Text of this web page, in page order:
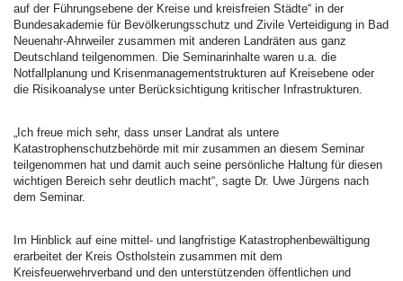
auf der Führungsebene der Kreise und kreisfreien Städte“ in der
Bundesakademie für Bevölkerungsschutz und Zivile Verteidigung in Bad
Neuenahr-Ahrweiler zusammen mit anderen Landräten aus ganz
Deutschland teilgenommen. Die Seminarinhalte waren u.a. die
Notfallplanung und Krisenmanagementstrukturen auf Kreisebene oder
die Risikoanalyse unter Berücksichtigung kritischer Infrastrukturen.
„Ich freue mich sehr, dass unser Landrat als untere
Katastrophenschutzbehörde mit mir zusammen an diesem Seminar
teilgenommen hat und damit auch seine persönliche Haltung für diesen
wichtigen Bereich sehr deutlich macht“, sagte Dr. Uwe Jürgens nach
dem Seminar.
Im Hinblick auf eine mittel- und langfristige Katastrophenbewältigung
erarbeitet der Kreis Ostholstein zusammen mit dem
Kreisfeuerwehrverband und den unterstützenden öffentlichen und